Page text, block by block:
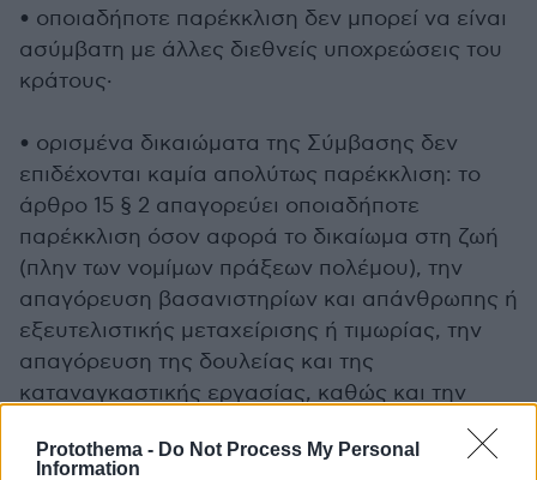
Protothema - Do Not Process My Personal
Information
• οποιαδήποτε παρέκκλιση δεν μπορεί να είναι
ασύμβατη με άλλες διεθνείς υποχρεώσεις του
κράτους·
• ορισμένα δικαιώματα της Σύμβασης δεν
επιδέχονται καμία απολύτως παρέκκλιση: το
άρθρο 15 § 2 απαγορεύει οποιαδήποτε
παρέκκλιση όσον αφορά το δικαίωμα στη ζωή
(πλην των νομίμων πράξεων πολέμου), την
απαγόρευση βασανιστηρίων και απάνθρωπης ή
εξευτελιστικής μεταχείρισης ή τιμωρίας, την
απαγόρευση της δουλείας και της
καταναγκαστικής εργασίας, καθώς και την
αρχή «καμία ποινή χωρίς νόμο». Αντίστοιχα,
δεν επιτρέπεται παρέκκλιση από: